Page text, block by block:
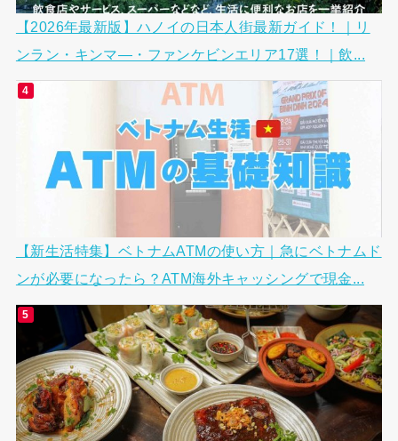
【2026年最新版】ハノイの日本人街最新ガイド！｜リ
ンラン・キンマ―・ファンケビンエリア17選！｜飲...
【新生活特集】ベトナムATMの使い方｜急にベトナムド
ンが必要になったら？ATM海外キャッシングで現金...